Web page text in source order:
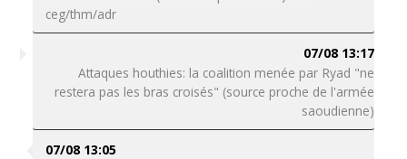
ceg/thm/adr
07/08 13:17
Attaques houthies: la coalition menée par Ryad "ne
restera pas les bras croisés" (source proche de l'armée
saoudienne)
07/08 13:05